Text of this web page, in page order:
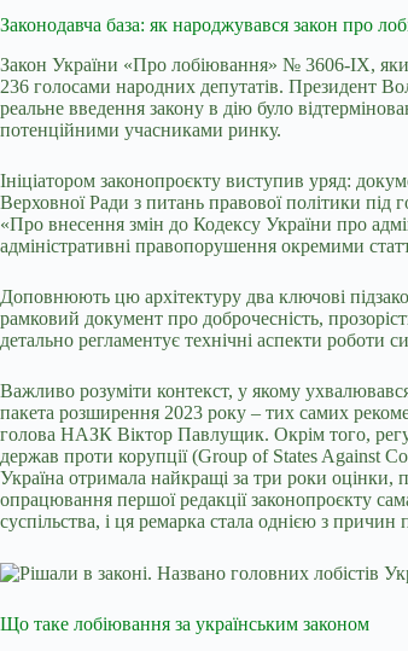
Законодавча база: як народжувався закон про
Закон України «Про лобіювання» № 3606-IX,
236 голосами народних депутатів. Президент
реальне введення закону в дію було
потенційними учасниками ринку.
Ініціатором законопроєкту виступив уряд:
Верховної Ради з питань правової політики
«Про внесення змін до Кодексу України про
адміністративні правопорушення окремими
Доповнюють цю архітектуру два ключові
рамковий документ про доброчесність,
детально регламентує технічні аспекти роботи
Важливо розуміти контекст, у якому
пакета розширення 2023 року – тих самих
голова НАЗК Віктор Павлущик. Окрім того,
держав проти корупції (Group of States Against
Україна отримала найкращі за три роки оцінки,
опрацювання першої редакції законопроєкту
суспільства, і ця ремарка стала однією з
Що таке лобіювання за українським законом